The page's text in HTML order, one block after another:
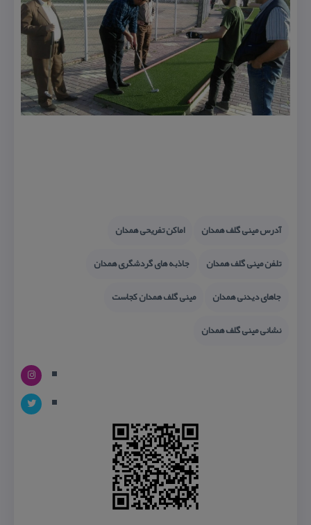
آدرس مینی گلف همدان
اماكن تفریحی همدان
تلفن مینی گلف همدان
جاذبه های گردشگری همدان
جاهای دیدنی همدان
مینی گلف همدان كجاست
نشانی مینی گلف همدان